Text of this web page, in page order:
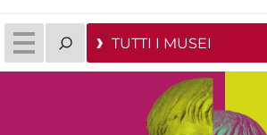
TUTTI I MUSEI